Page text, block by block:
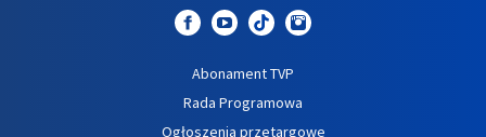
Abonament TVP
Rada Programowa
Ogłoszenia przetargowe